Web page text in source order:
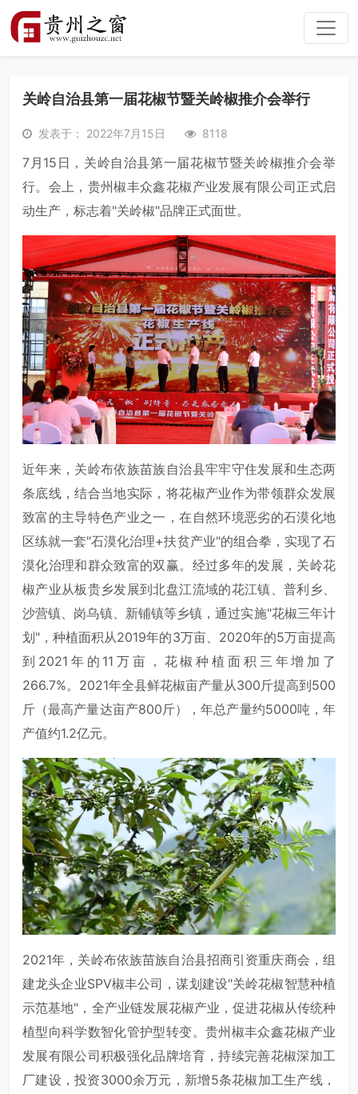
关岭自治县第一届花椒节暨关岭椒推介会举行
发表于： 2022年7月15日 8118
7月15日，关岭自治县第一届花椒节暨关岭椒推介会举
行。会上，贵州椒丰众鑫花椒产业发展有限公司正式启
动生产，标志着"关岭椒"品牌正式面世。
近年来，关岭布依族苗族自治县牢牢守住发展和生态两
条底线，结合当地实际，将花椒产业作为带领群众发展
致富的主导特色产业之一，在自然环境恶劣的石漠化地
区练就一套"石漠化治理+扶贫产业"的组合拳，实现了石
漠化治理和群众致富的双赢。经过多年的发展，关岭花
椒产业从板贵乡发展到北盘江流域的花江镇、普利乡、
沙营镇、岗乌镇、新铺镇等乡镇，通过实施"花椒三年计
划"，种植面积从2019年的3万亩、2020年的5万亩提高
到2021年的11万亩，花椒种植面积三年增加了
266.7%。2021年全县鲜花椒亩产量从300斤提高到500
斤（最高产量达亩产800斤），年总产量约5000吨，年
产值约1.2亿元。
2021年，关岭布依族苗族自治县招商引资重庆商会，组
建龙头企业SPV椒丰公司，谋划建设"关岭花椒智慧种植
示范基地"，全产业链发展花椒产业，促进花椒从传统种
植型向科学数智化管护型转变。贵州椒丰众鑫花椒产业
发展有限公司积极强化品牌培育，持续完善花椒深加工
厂建设，投资3000余万元，新增5条花椒加工生产线，